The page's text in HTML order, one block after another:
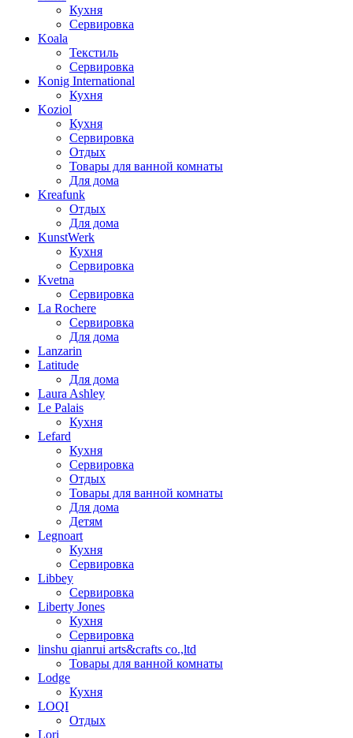
Кухня
Сервировка
Koala
Текстиль
Сервировка
Konig International
Кухня
Koziol
Кухня
Сервировка
Отдых
Товары для ванной комнаты
Для дома
Kreafunk
Отдых
Для дома
KunstWerk
Кухня
Сервировка
Kvetna
Сервировка
La Rochere
Сервировка
Для дома
Lanzarin
Latitude
Для дома
Laura Ashley
Le Palais
Кухня
Lefard
Кухня
Сервировка
Отдых
Товары для ванной комнаты
Для дома
Детям
Legnoart
Кухня
Сервировка
Libbey
Сервировка
Liberty Jones
Кухня
Сервировка
linshu qianrui arts&crafts co.,ltd
Товары для ванной комнаты
Lodge
Кухня
LOQI
Отдых
Lori